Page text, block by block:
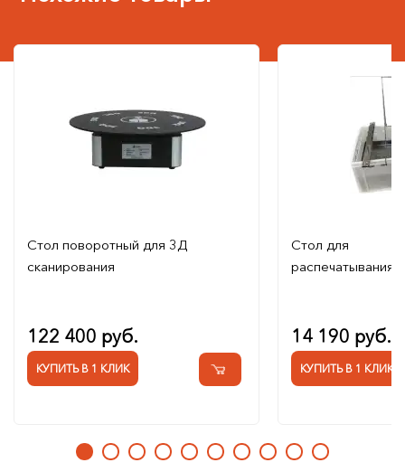
Стол поворотный для 3Д
сканирования
122 400 руб.
КУПИТЬ В 1 КЛИК
Стол для
распечатывания
14 190 руб.
КУПИТЬ В 1 КЛИК